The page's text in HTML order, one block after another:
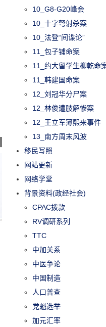
20260805/多伦多急诊
拉警报！电动滑板车
伤者暴增365%，10岁
男孩成最大受害群体
10_G8-G20峰会
10_十字弩射杀案
10_法登“间谍论”
11_包子铺命案
11_约大留学生柳乾命
11_韩建国命案
12_刘冠华分尸案
12_林俊遭肢解惨案
12_王立军薄熙来事件
13_南方周末风波
移民写照
网站更新
网络学堂
背景资料(政经社会)
CPAC拨款
RV调研系列
TTC
中加关系
中医争论
中国制造
人口普查
党魁选举
加元汇率